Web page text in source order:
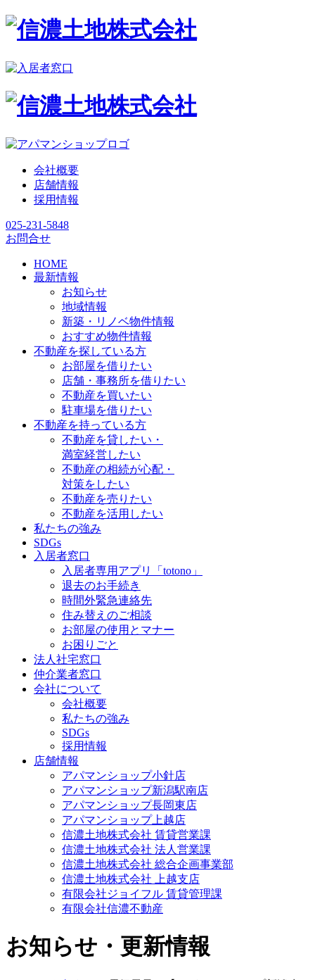
会社概要
店舗情報
採用情報
025-231-5848
お問合せ
HOME
最新情報
お知らせ
地域情報
新築・リノベ物件情報
おすすめ物件情報
不動産を探している方
お部屋を借りたい
店舗・事務所を借りたい
不動産を買いたい
駐車場を借りたい
不動産を持っている方
不動産を貸したい・
満室経営したい
不動産の相続が心配・
対策をしたい
不動産を売りたい
不動産を活用したい
私たちの強み
SDGs
入居者窓口
入居者専用アプリ「totono」
退去のお手続き
時間外緊急連絡先
住み替えのご相談
お部屋の使用とマナー
お困りごと
法人社宅窓口
仲介業者窓口
会社について
会社概要
私たちの強み
SDGs
採用情報
店舗情報
アパマンショップ小針店
アパマンショップ新潟駅南店
アパマンショップ長岡東店
アパマンショップ上越店
信濃土地株式会社 賃貸営業課
信濃土地株式会社 法人営業課
信濃土地株式会社 総合企画事業部
信濃土地株式会社 上越支店
有限会社ジョイフル 賃貸管理課
有限会社信濃不動産
お知らせ・更新情報